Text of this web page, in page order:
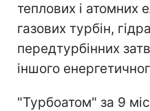
теплових і атомних
газових турбін,
передтурбінних
іншого
"Турбоатом" за 9